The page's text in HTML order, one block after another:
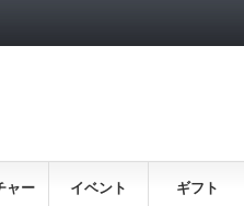
ャー イベント ギフト